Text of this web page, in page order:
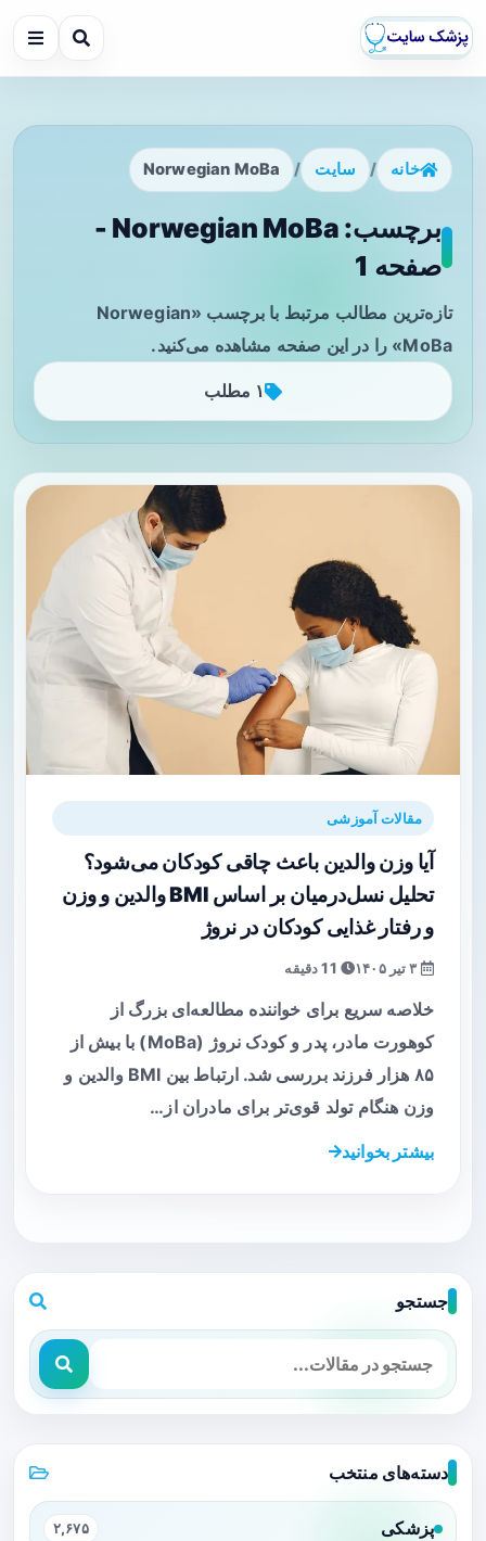
خانه / سایت /
Norwegian MoBa
برچسب: Norwegian MoBa -
صفحه 1
تازه‌ترین مطالب مرتبط با برچسب «Norwegian
MoBa» را در این صفحه مشاهده می‌کنید.
۱ مطلب
مقالات آموزشی
آیا وزن والدین باعث چاقی کودکان می‌شود؟
تحلیل نسل‌درمیان بر اساس BMI والدین و وزن
و رفتار غذایی کودکان در نروژ
خلاصه سریع برای خواننده مطالعه‌ای بزرگ از
کوهورت مادر، پدر و کودک نروژ (MoBa) با بیش از
۸۵ هزار فرزند بررسی شد. ارتباط بین BMI والدین و
وزن هنگام تولد قوی‌تر برای مادران از…
بیشتر بخوانید
جستجو
دسته‌های منتخب
پزشکی ۲,۶۷۵